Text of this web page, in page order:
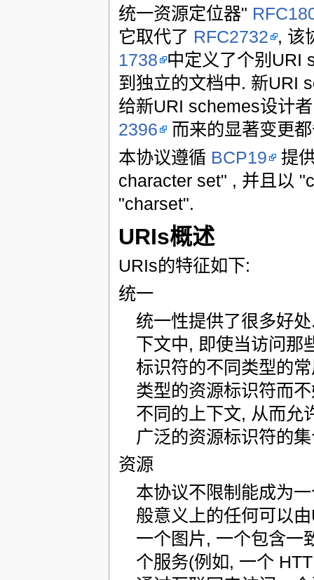
统一资源定位器"
它取代了 RFC2732 , 该
1738 中定义了个别URI
到独立的文档中. 新URI
给新URI schemes设计
2396 而来的显著变更
本协议遵循 BCP19 提
character set" , 并且以
"charset".
URIs概述
URIs的特征如下:
统一
统一性提供了很多好
下文中, 即使当访问那
标识符的不同类型的
类型的资源标识符而
不同的上下文, 从而允
广泛的资源标识符的
资源
本协议不限制能成为
般意义上的任何可以
一个图片, 一个包含一
个服务(例如, 一个